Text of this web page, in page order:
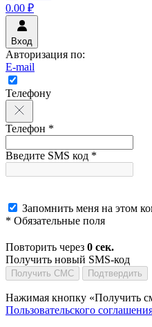
0.00 ₽
Вход
Авторизация по:
E-mail
Телефону
Телефон *
Введите SMS код *
Запомнить меня на этом
* Обязательные поля
Повторить через 0 сек.
Получить новый SMS-код
Получить СМС Подтвердить
Нажимая кнопку «Получить
Пользовательского